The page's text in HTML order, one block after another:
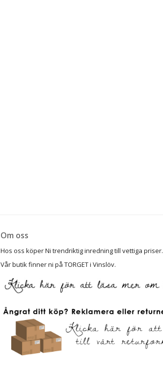
Om oss
Hos oss köper Ni trendriktig inredning till vettiga priser.
Vår butik finner ni på TORGET i Vinslöv.